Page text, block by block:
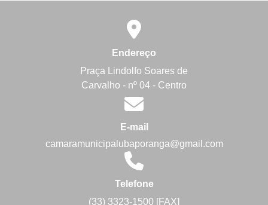
Endereço
Praça Lindolfo Soares de
Carvalho - nº 04 - Centro
E-mail
camaramunicipalubaporanga@gmail.com
Telefone
(33) 3323-1500 [FAX]